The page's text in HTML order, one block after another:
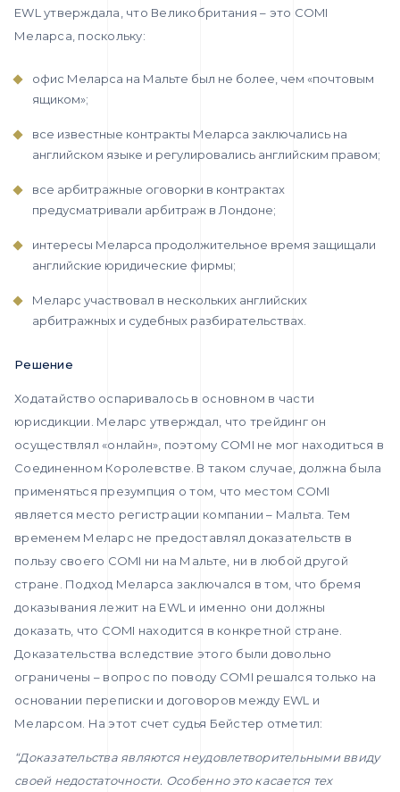
EWL утверждала, что Великобритания – это COMI
Меларса, поскольку:
офис Меларса на Мальте был не более, чем «почтовым
ящиком»;
все известные контракты Меларса заключались на
английском языке и регулировались английским правом;
все арбитражные оговорки в контрактах
предусматривали арбитраж в Лондоне;
интересы Меларса продолжительное время защищали
английские юридические фирмы;
Меларс участвовал в нескольких английских
арбитражных и судебных разбирательствах.
Решение
Ходатайство оспаривалось в основном в части
юрисдикции. Меларс утверждал, что трейдинг он
осуществлял «онлайн», поэтому COMI не мог находиться в
Соединенном Королевстве. В таком случае, должна была
применяться презумпция о том, что местом COMI
является место регистрации компании – Мальта. Тем
временем Меларс не предоставлял доказательств в
пользу своего COMI ни на Мальте, ни в любой другой
стране. Подход Меларса заключался в том, что бремя
доказывания лежит на EWL и именно они должны
доказать, что COMI находится в конкретной стране.
Доказательства вследствие этого были довольно
ограничены – вопрос по поводу COMI решался только на
основании переписки и договоров между EWL и
Меларсом. На этот счет судья Бейстер отметил:
“Доказательства являются неудовлетворительными ввиду
своей недостаточности. Особенно это касается тех